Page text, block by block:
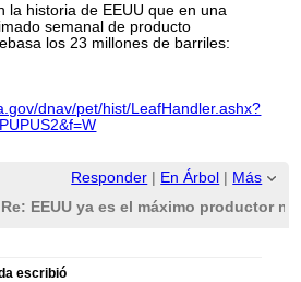
la historia de EEUU que en una
semanal de producto
los 23 millones de barriles:
dnav/pet/hist/LeafHandler.ashx?
Responder En Árbol
Más
Re: EEUU ya es el máximo productor
escribió